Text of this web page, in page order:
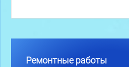
Ремонтные работы